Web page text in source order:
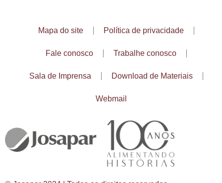
Mapa do site Política de privacidade
Fale conosco Trabalhe conosco
Sala de Imprensa Download de Materiais
Webmail